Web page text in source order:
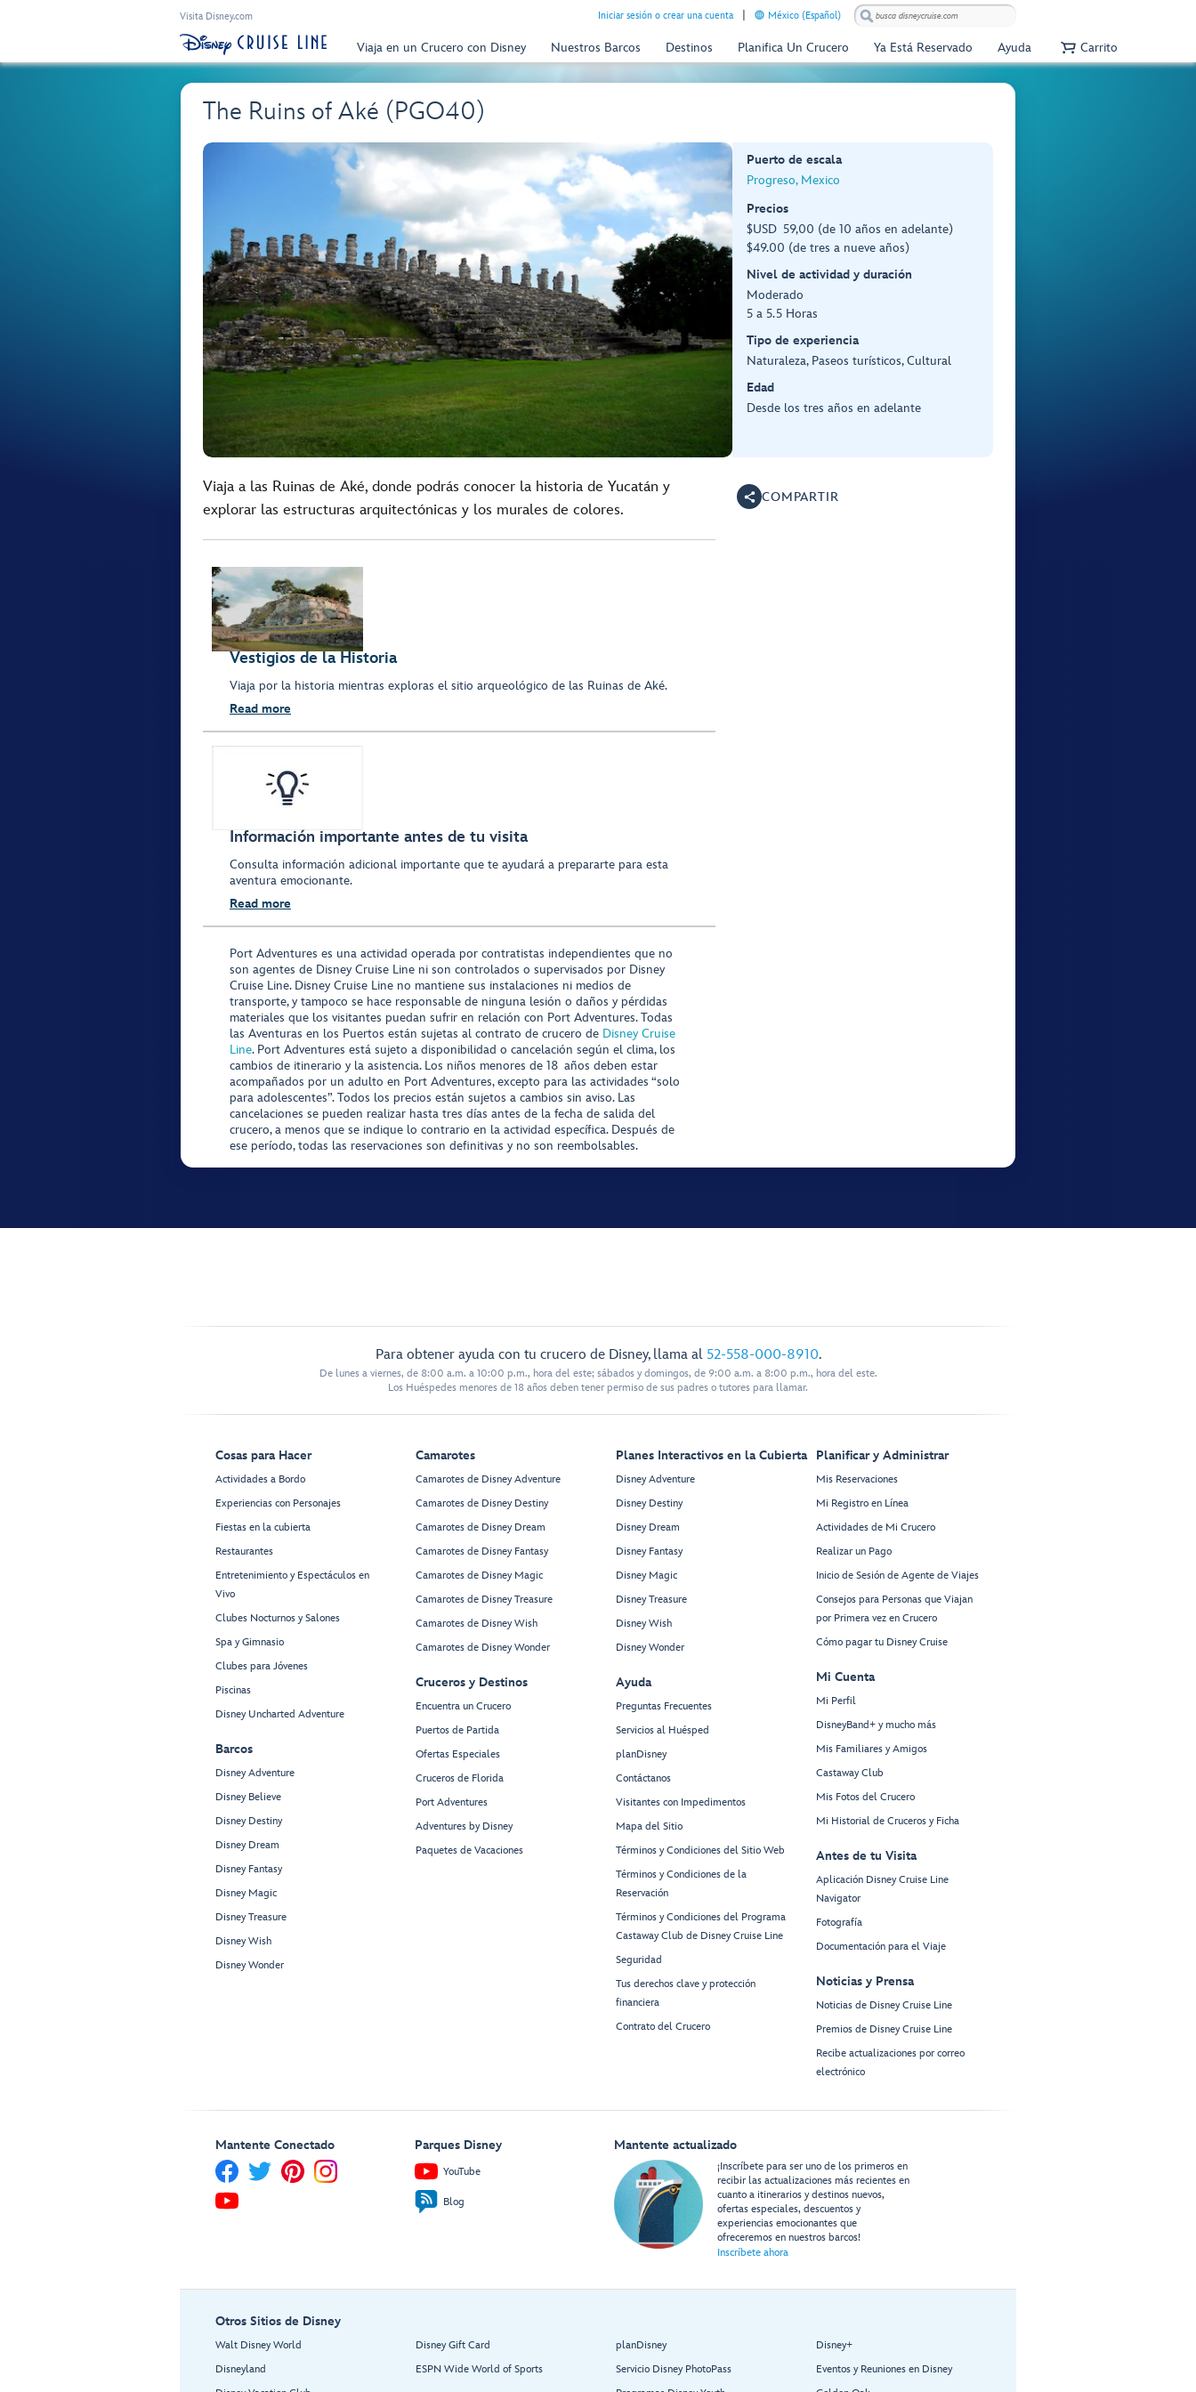
Visita Disney.com Iniciar sesión o crear una cuenta México (Español)
Viaja en un Crucero con Disney Nuestros Barcos Destinos Planifica Un Crucero Ya Está Reservado Ayuda Carrito
The Ruins of Aké (PGO40)
Puerto de escala
Progreso, Mexico
Precios
$USD 59,00 (de 10 años en adelante)
$49.00 (de tres a nueve años)
Nivel de actividad y duración
Moderado
5 a 5.5 Horas
Tipo de experiencia
Naturaleza, Paseos turísticos, Cultural
Edad
Desde los tres años en adelante
Viaja a las Ruinas de Aké, donde podrás conocer la historia de Yucatán y
explorar las estructuras arquitectónicas y los murales de colores.
Vestigios de la Historia
Viaja por la historia mientras exploras el sitio arqueológico de las Ruinas de Aké.
Read more
Información importante antes de tu visita
Consulta información adicional importante que te ayudará a prepararte para esta
aventura emocionante.
Read more
Port Adventures es una actividad operada por contratistas independientes que no
son agentes de Disney Cruise Line ni son controlados o supervisados por Disney
Cruise Line. Disney Cruise Line no mantiene sus instalaciones ni medios de
transporte, y tampoco se hace responsable de ninguna lesión o daños y pérdidas
materiales que los visitantes puedan sufrir en relación con Port Adventures. Todas
las Aventuras en los Puertos están sujetas al contrato de crucero de Disney Cruise
Line. Port Adventures está sujeto a disponibilidad o cancelación según el clima, los
cambios de itinerario y la asistencia. Los niños menores de 18 años deben estar
acompañados por un adulto en Port Adventures, excepto para las actividades “solo
para adolescentes”. Todos los precios están sujetos a cambios sin aviso. Las
cancelaciones se pueden realizar hasta tres días antes de la fecha de salida del
crucero, a menos que se indique lo contrario en la actividad específica. Después de
ese período, todas las reservaciones son definitivas y no son reembolsables.
COMPARTIR
Para obtener ayuda con tu crucero de Disney, llama al 52-558-000-8910.
De lunes a viernes, de 8:00 a.m. a 10:00 p.m., hora del este; sábados y domingos, de 9:00 a.m. a 8:00 p.m., hora del este.
Los Huéspedes menores de 18 años deben tener permiso de sus padres o tutores para llamar.
Cosas para Hacer
Actividades a Bordo
Experiencias con Personajes
Fiestas en la cubierta
Restaurantes
Entretenimiento y Espectáculos en
Vivo
Clubes Nocturnos y Salones
Spa y Gimnasio
Clubes para Jóvenes
Piscinas
Disney Uncharted Adventure
Barcos
Disney Adventure
Disney Believe
Disney Destiny
Disney Dream
Disney Fantasy
Disney Magic
Disney Treasure
Disney Wish
Disney Wonder
Camarotes
Camarotes de Disney Adventure
Camarotes de Disney Destiny
Camarotes de Disney Dream
Camarotes de Disney Fantasy
Camarotes de Disney Magic
Camarotes de Disney Treasure
Camarotes de Disney Wish
Camarotes de Disney Wonder
Cruceros y Destinos
Encuentra un Crucero
Puertos de Partida
Ofertas Especiales
Cruceros de Florida
Port Adventures
Adventures by Disney
Paquetes de Vacaciones
Planes Interactivos en la Cubierta
Disney Adventure
Disney Destiny
Disney Dream
Disney Fantasy
Disney Magic
Disney Treasure
Disney Wish
Disney Wonder
Ayuda
Preguntas Frecuentes
Servicios al Huésped
planDisney
Contáctanos
Visitantes con Impedimentos
Mapa del Sitio
Términos y Condiciones del Sitio Web
Términos y Condiciones de la
Reservación
Términos y Condiciones del Programa
Castaway Club de Disney Cruise Line
Seguridad
Tus derechos clave y protección
financiera
Contrato del Crucero
Planificar y Administrar
Mis Reservaciones
Mi Registro en Línea
Actividades de Mi Crucero
Realizar un Pago
Inicio de Sesión de Agente de Viajes
Consejos para Personas que Viajan
por Primera vez en Crucero
Cómo pagar tu Disney Cruise
Mi Cuenta
Mi Perfil
DisneyBand+ y mucho más
Mis Familiares y Amigos
Castaway Club
Mis Fotos del Crucero
Mi Historial de Cruceros y Ficha
Antes de tu Visita
Aplicación Disney Cruise Line
Navigator
Fotografía
Documentación para el Viaje
Noticias y Prensa
Noticias de Disney Cruise Line
Premios de Disney Cruise Line
Recibe actualizaciones por correo
electrónico
Mantente Conectado Parques Disney
YouTube
Blog
Mantente actualizado
¡Inscríbete para ser uno de los primeros en
recibir las actualizaciones más recientes en
cuanto a itinerarios y destinos nuevos,
ofertas especiales, descuentos y
experiencias emocionantes que
ofreceremos en nuestros barcos!
Inscríbete ahora
Otros Sitios de Disney
Walt Disney World
Disneyland
Disney Gift Card
ESPN Wide World of Sports
planDisney
Servicio Disney PhotoPass
Disney+
Eventos y Reuniones en Disney